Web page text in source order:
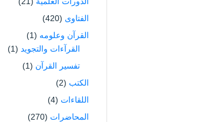
الفتاوى (420)
القرآن وعلومه (1)
القرآءات والتجويد (1)
تفسير القرآن (1)
الكتب (2)
اللقاءات (4)
المحاضرات (270)